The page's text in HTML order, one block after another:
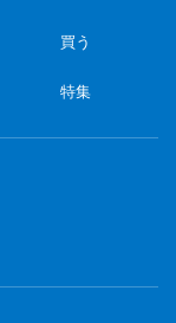
買う
特集